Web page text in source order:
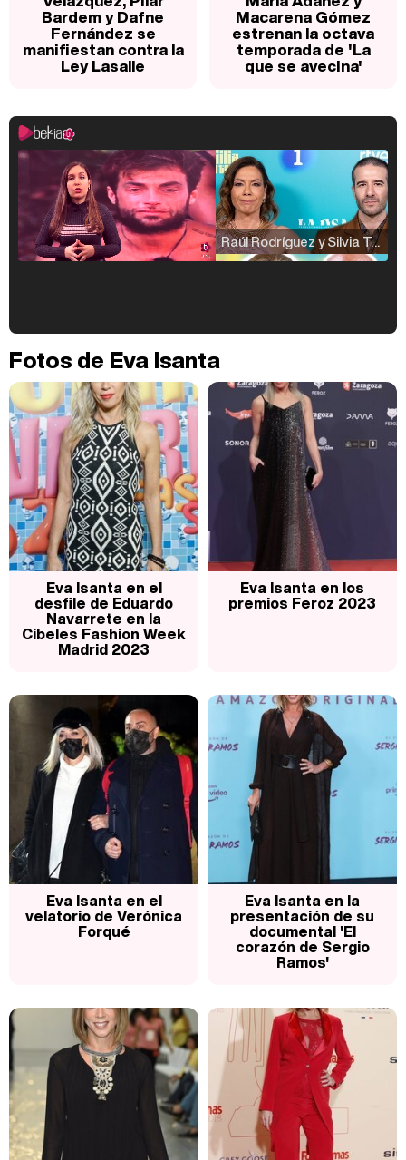
Bardem y Dafne
Fernández se
manifiestan contra la
Ley Lasalle
Macarena Gómez
estrenan la octava
temporada de 'La
que se avecina'
Raúl Rodríguez y Silvia Taulés nos cuentan su papel en 'La familia de la tele'
Carlota Corredera y Javier de Hoyos: "La tele tiene que representar al público también y aquí están todos los perfiles posibles&quo;
Así se tomó Felipe VI que la Infanta Sofía no quisiera recibir formación militar
Fotos de Eva Isanta
Eva Isanta en el
desfile de Eduardo
Navarrete en la
Cibeles Fashion Week
Madrid 2023
Eva Isanta en los
premios Feroz 2023
Eva Isanta en el
velatorio de Verónica
Forqué
Eva Isanta en la
presentación de su
documental 'El
corazón de Sergio
Ramos'